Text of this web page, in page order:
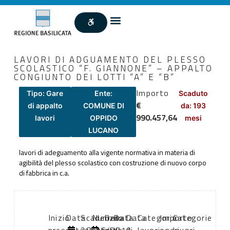
LAVORI DI ADGUAMENTO DEL PLESSO
SCOLASTICO “F. GIANNONE” – APPALTO
CONGIUNTO DEI LOTTI “A” E “B”
Tipo: Gare
di appalto
lavori
Ente:
COMUNE DI
OPPIDO
LUCANO
Importo
€
990.457,64
Scaduto
da: 193
mesi
lavori di adeguamento alla vigente normativa in materia di
agibilità del plesso scolastico con costruzione di nuovo corpo
di fabbrica in c.a.
InizioDataScadenza:
Numero
DataDataDataCategoriaImporto
Categorie